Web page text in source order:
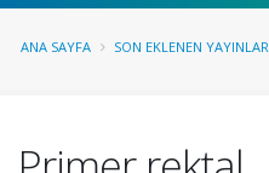
ANA SAYFA SON EKLENEN YAYINLAR